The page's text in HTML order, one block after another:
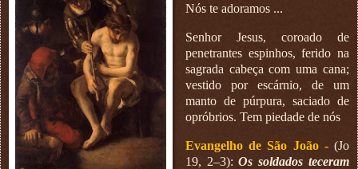
Nós te adoramos ...
Senhor Jesus, coroado de
penetrantes espinhos, ferido na
sagrada cabeça com uma cana;
vestido por escárnio, de um
manto de púrpura, saciado de
opróbrios. Tem piedade de nós
Evangelho de São João - (Jo
19, 2–3): Os soldados teceram